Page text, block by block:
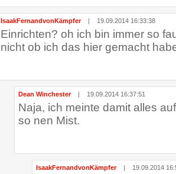
IsaakFernandvonKämpfer | 19.09.2014 16:33:38
Einrichten? oh ich bin immer so
nicht ob ich das hier gemacht
Dean Winchester | 19.09.2014 16:37:51
Naja, ich meinte damit alles
so nen Mist.
IsaakFernandvonKämpfer | 19.09.2014